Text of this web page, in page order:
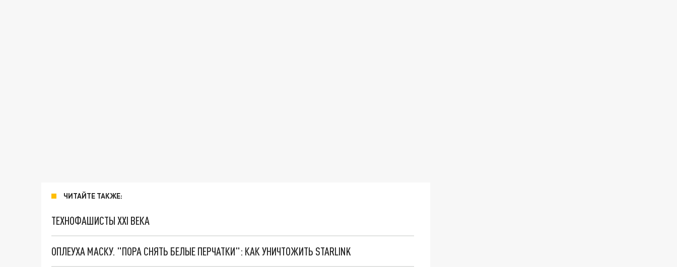
ЧИТАЙТЕ ТАКЖЕ:
ТЕХНОФАШИСТЫ XXI ВЕКА
ОПЛЕУХА МАСКУ. "ПОРА СНЯТЬ БЕЛЫЕ ПЕРЧАТКИ": КАК УНИЧТОЖИТЬ STARLINK